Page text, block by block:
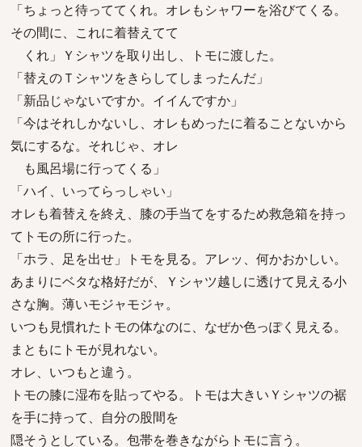
「ちょっと待っててくれ。オレもシャワーを浴びてくる。
その間に、これに着替えてて
くれ」Ｙシャツを取り出し、トモに渡した。
「替えのＴシャツをきらしてしまったんだ」
「新品じゃないですか。イイんですか」
「今はそれしかないし、オレもめったに着ることないから
気にするな。それじゃ、オレ
も風呂場に行ってくる」
「ハイ、いってらっしゃい」
オレも着替えを終え、膝の手当てをするため救急箱を持っ
てトモの所に行った。
「ホラ、足を出せ」トモを見る。アレッ、何かおかしい。
あまりにベタな格好だが、Ｙシャツ越しに透けて見える小
さな胸。薄いモジャモジャ。
いつも見慣れたトモの体なのに、なぜか色っぽく見える。
まともにトモが見れない。
オレ、いつもと違う。
トモの膝に湿布を貼ってやる。トモは大きいＹシャツの裾
を手に持って、自分の股間を
隠そうとしている。包帯を巻きながらトモに言う。